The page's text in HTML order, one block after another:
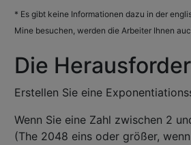
* Es gibt keine Informationen dazu in der
Mine besuchen, werden die Arbeiter Ihnen
Die
Erstellen Sie eine
Wenn Sie eine Zahl zwischen 2
(The 2048 eins oder größer,